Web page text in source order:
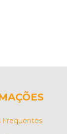
Frequentes